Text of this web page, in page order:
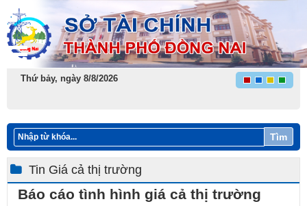
Thứ bảy, ngày 8/8/2026
Tìm
Tin Giá cả thị trường
Báo cáo tình hình giá cả thị trường